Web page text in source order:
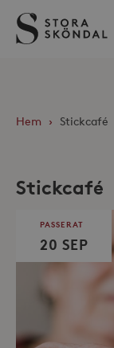
Stora
Sköndal
Hem › Stickcafé
Stickcafé
PASSERAT
20 SEP